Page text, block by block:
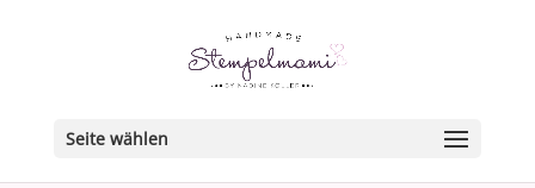
Seite wählen